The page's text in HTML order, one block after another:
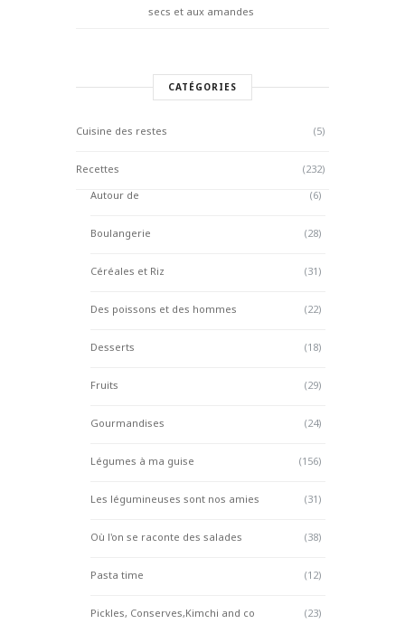
secs et aux amandes
CATÉGORIES
Cuisine des restes (5)
Recettes
(232)
Autour de
(6)
Boulangerie (28)
Céréales et Riz (31)
Des poissons et des hommes (22)
Desserts (18)
Fruits (29)
Gourmandises (24)
Légumes à ma guise (156)
Les légumineuses sont nos amies (31)
Où l'on se raconte des salades (38)
Pasta time (12)
Pickles, Conserves,Kimchi and co (23)